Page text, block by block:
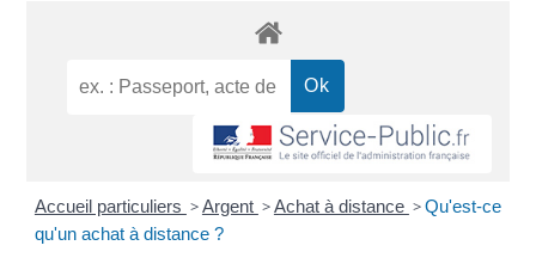
Accueil particuliers >Argent >Achat à distance >Qu'est-ce
qu'un achat à distance ?